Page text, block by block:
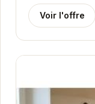
Voir l'offre